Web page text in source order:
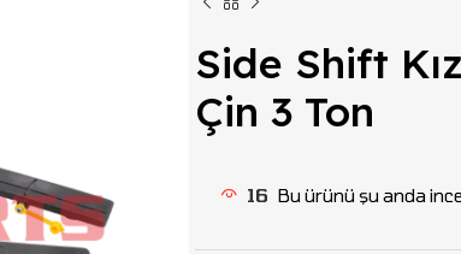
Side Shift
Çin 3 Ton
16 Bu ürünü şu anda